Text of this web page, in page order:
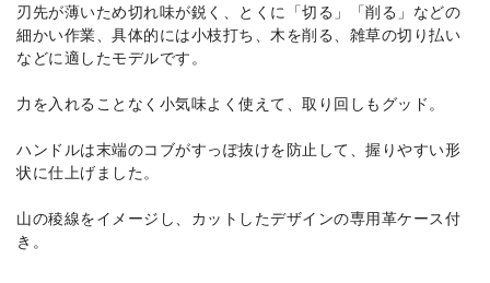
刃先が薄いため切れ味が鋭く、とくに「切る」「削る」などの
細かい作業、具体的には小枝打ち、木を削る、雑草の切り払い
などに適したモデルです。
力を入れることなく小気味よく使えて、取り回しもグッド。
ハンドルは末端のコブがすっぽ抜けを防止して、握りやすい形
状に仕上げました。
山の稜線をイメージし、カットしたデザインの専用革ケース付
き。